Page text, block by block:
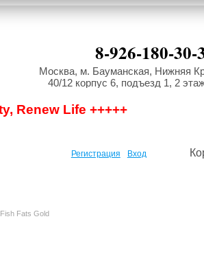
8-926-180-30-
Москва, м. Бауманская, Нижняя
40/12 корпус 6, подъезд 1, 2
Renew Life +++++
Регистрация Вход
Fats Gold